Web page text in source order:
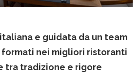
e guidata da un team
nei migliori ristoranti
tra tradizione e rigore